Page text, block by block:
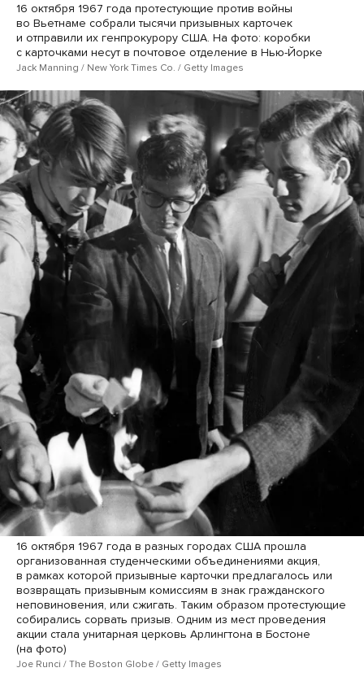
16 октября 1967 года протестующие против войны
во Вьетнаме собрали тысячи призывных карточек
и отправили их генпрокурору США. На фото: коробки
с карточками несут в почтовое отделение в Нью-Йорке
Jack Manning / New York Times Co. / Getty Images
16 октября 1967 года в разных городах США прошла
организованная студенческими объединениями акция,
в рамках которой призывные карточки предлагалось или
возвращать призывным комиссиям в знак гражданского
неповиновения, или сжигать. Таким образом протестующие
собирались сорвать призыв. Одним из мест проведения
акции стала унитарная церковь Арлингтона в Бостоне
(на фото)
Joe Runci / The Boston Globe / Getty Images